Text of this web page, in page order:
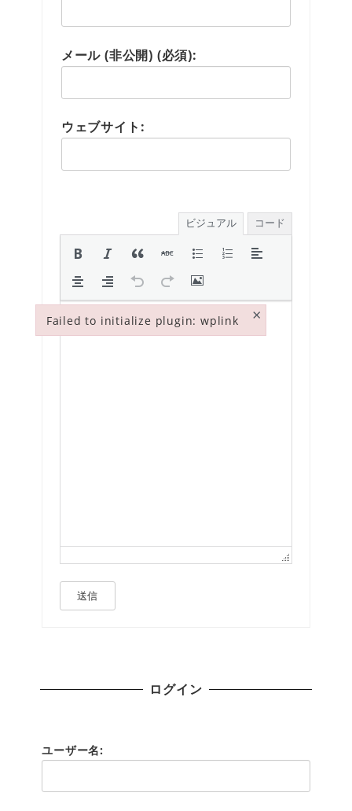
メール (非公開) (必須):
ウェブサイト:
ビジュアル コード
送信
ログイン
ユーザー名:
Failed to initialize plugin: wplink ×
Failed to initialize plugin: wplink